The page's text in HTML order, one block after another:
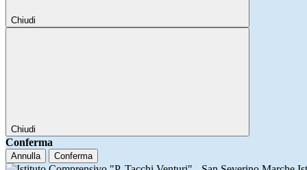
Chiudi
Chiudi
Conferma
Annulla Conferma